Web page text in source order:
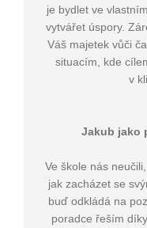
je bydlet ve
vytvářet úspory.
Váš majetek vůči
situacím, kde
v
Jakub jako
Ve škole nás
jak zacházet se
buď odkládá na
poradce řeším